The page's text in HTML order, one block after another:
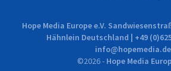
Hope Media Europe e.V.
Hähnlein Deutschland | +49
info@hopemedia.de
©2026- Hope Media